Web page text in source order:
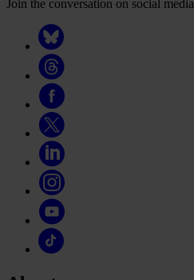
Join the conversation on social media